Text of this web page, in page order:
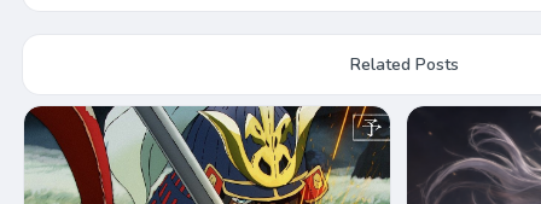
Related Posts